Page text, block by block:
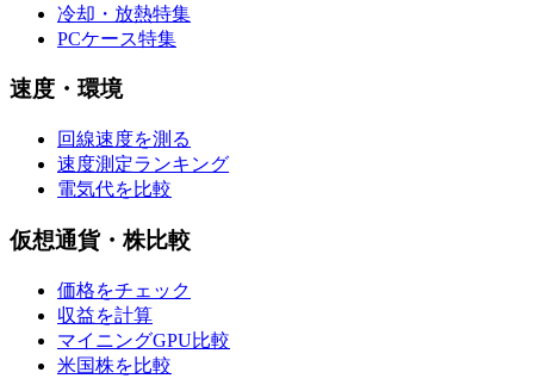
冷却・放熱特集
PCケース特集
速度・環境
回線速度を測る
速度測定ランキング
電気代を比較
仮想通貨・株比較
価格をチェック
収益を計算
マイニングGPU比較
米国株を比較